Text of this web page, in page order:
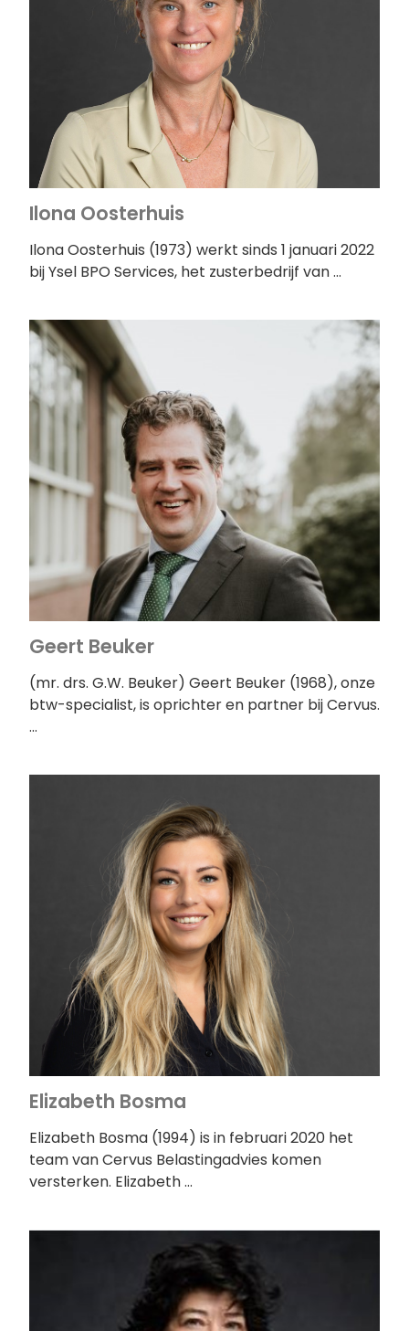
Ilona Oosterhuis
Ilona Oosterhuis (1973) werkt sinds 1 januari 2022
bij Ysel BPO Services, het zusterbedrijf van …
Geert Beuker
(mr. drs. G.W. Beuker) Geert Beuker (1968), onze
btw-specialist, is oprichter en partner bij Cervus.
…
Elizabeth Bosma
Elizabeth Bosma (1994) is in februari 2020 het
team van Cervus Belastingadvies komen
versterken. Elizabeth …